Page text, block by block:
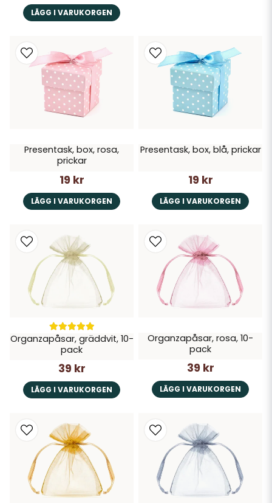
LÄGG I VARUKORGEN
Presentask, box, rosa,
prickar
19 kr
LÄGG I VARUKORGEN
Presentask, box, blå, prickar
19 kr
LÄGG I VARUKORGEN
Organzapåsar, gräddvit, 10-
pack
39 kr
LÄGG I VARUKORGEN
Organzapåsar, rosa, 10-
pack
39 kr
LÄGG I VARUKORGEN